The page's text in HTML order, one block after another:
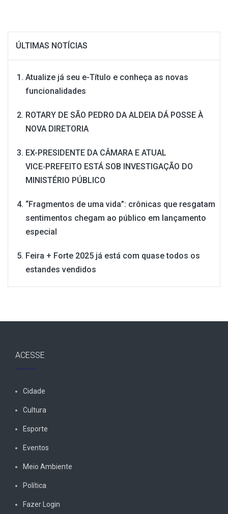
ÚLTIMAS NOTÍCIAS
Atualize já seu e-Título e conheça as novas
funcionalidades
ROTARY DE SÃO PEDRO DA ALDEIA DÁ POSSE À
NOVA DIRETORIA
EX-PRESIDENTE DA CÂMARA E ATUAL
VICE‑PREFEITO ESTÁ SOB INVESTIGAÇÃO DO
MINISTÉRIO PÚBLICO
“Fragmentos de uma vida”: crônicas que resgatam
sentimentos chegam ao público em lançamento
especial
Feira + Forte 2025 já está com quase todos os
estandes vendidos
ACESSE
Cidade
Cultura
Esporte
Eventos
Meio Ambiente
Política
Fazer Login